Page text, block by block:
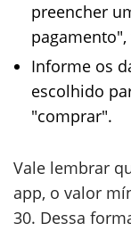
preencher
Informe os
escolhido
"comprar".
Vale lembrar
app, o valor
30. Dessa